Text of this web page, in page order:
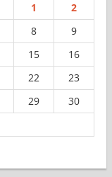
1
2
8
9
15
16
22
23
29
30